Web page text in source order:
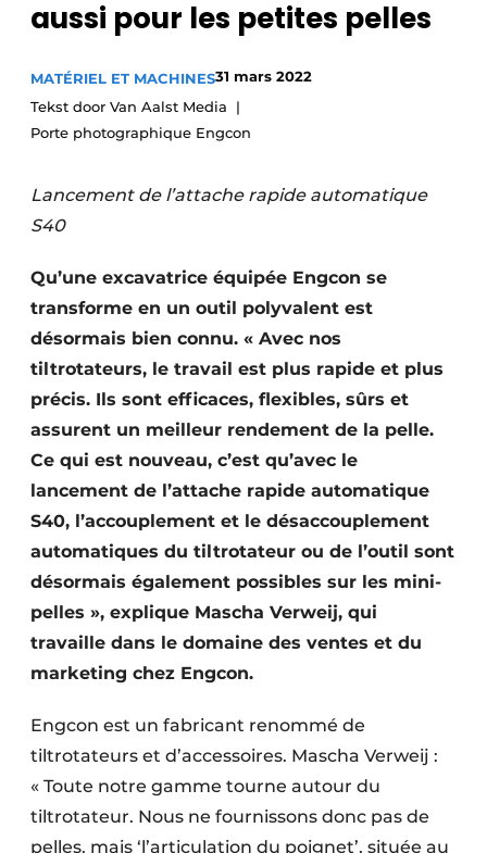
Termes et conditions
Contrôle d’accès
Fondations
Façades
Géotextiles
Infrastructures souterraines et égouttage
Rénovation
Sécurité incendie
Software
Travaux ferroviaires
aussi pour les petites pelles
MATÉRIEL ET MACHINES31 mars 2022
Tekst door Van Aalst Media
Porte photographique Engcon
Lancement de l’attache rapide automatique
S40
Qu’une excavatrice équipée Engcon se
transforme en un outil polyvalent est
désormais bien connu. « Avec nos
tiltrotateurs, le travail est plus rapide et plus
précis. Ils sont efficaces, flexibles, sûrs et
assurent un meilleur rendement de la pelle.
Ce qui est nouveau, c’est qu’avec le
lancement de l’attache rapide automatique
S40, l’accouplement et le désaccouplement
automatiques du tiltrotateur ou de l’outil sont
désormais également possibles sur les mini-
pelles », explique Mascha Verweij, qui
travaille dans le domaine des ventes et du
marketing chez Engcon.
Engcon est un fabricant renommé de
tiltrotateurs et d’accessoires. Mascha Verweij :
« Toute notre gamme tourne autour du
tiltrotateur. Nous ne fournissons donc pas de
pelles, mais ‘l’articulation du poignet’, située au